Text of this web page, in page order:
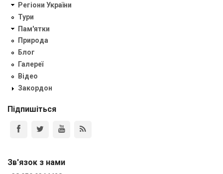
Регіони України
Тури
Пам'ятки
Природа
Блог
Галереї
Відео
Закордон
Підпишіться
Зв'язок з нами